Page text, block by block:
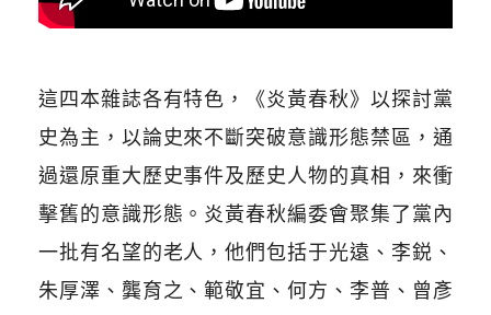
這四本雜誌各有特色，《炎黃春秋》以探討黨
史為主，以論史來不斷突破意識形態禁區，通
過還原重大歷史事件及歷史人物的真相，來衝
擊舊的意識形態。炎黃春秋編委會聚集了黨內
一批有名望的老人，他們包括于光遠、李鋭、
朱厚澤、龔育之、範敬宜、何方、李普、曾彥